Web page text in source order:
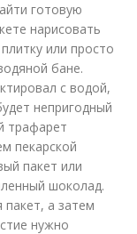
готовую
нарисовать
или просто
бане.
с водой,
непригодный
трафарет
пекарской
пакет или
шоколад.
пакет, а затем
нужно